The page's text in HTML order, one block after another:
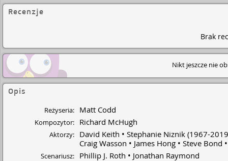
Recenzje
Brak
Nikt jeszcze nie
Opis
Reżyseria: Matt Codd
Kompozytor: Richard McHugh
Aktorzy: David Keith Stephanie Niznik (1967-
Craig Wasson
James Hong Steve Bond
Scenariusz: Phillip J. Roth Jonathan Raymond